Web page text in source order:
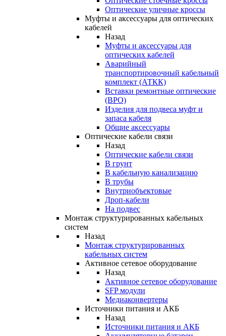
Оптические уличные кроссы
Муфты и аксессуары для оптических
кабелей
Назад
Муфты и аксессуары для
оптических кабелей
Аварийный
транспортировочный кабельный
комплект (АТКК)
Вставки ремонтные оптические
(ВРО)
Изделия для подвеса муфт и
запаса кабеля
Общие аксессуары
Оптические кабели связи
Назад
Оптические кабели связи
В грунт
В кабельную канализацию
В трубы
Внутриобъектовые
Дроп-кабели
На подвес
Монтаж структурированных кабельных
систем
Назад
Монтаж структурированных
кабельных систем
Активное сетевое оборудование
Назад
Активное сетевое оборудование
SFP модули
Медиаконвертеры
Источники питания и АКБ
Назад
Источники питания и АКБ